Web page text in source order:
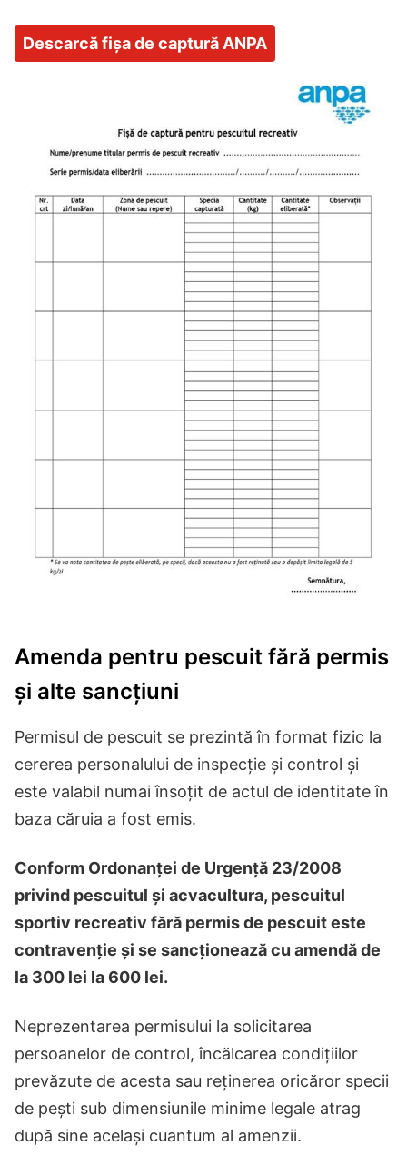
Descarcă fișa de captură ANPA
Amenda pentru pescuit fără permis
și alte sancțiuni
Permisul de pescuit se prezintă în format fizic la
cererea personalului de inspecție și control și
este valabil numai însoțit de actul de identitate în
baza căruia a fost emis.
Conform Ordonanței de Urgență 23/2008
privind pescuitul și acvacultura, pescuitul
sportiv recreativ fără permis de pescuit este
contravenție și se sancționează cu amendă de
la 300 lei la 600 lei.
Neprezentarea permisului la solicitarea
persoanelor de control, încălcarea condițiilor
prevăzute de acesta sau reținerea oricăror specii
de pești sub dimensiunile minime legale atrag
după sine același cuantum al amenzii.